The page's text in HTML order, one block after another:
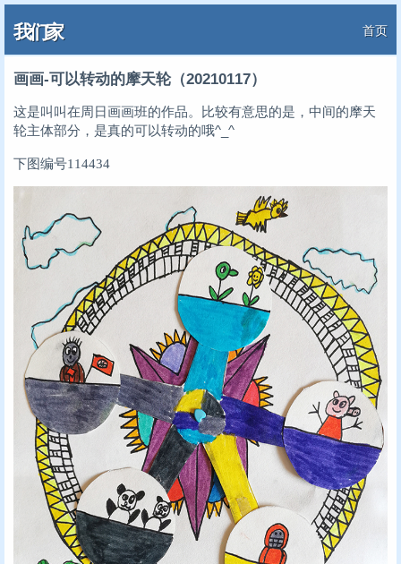
我们家 首页
画画-可以转动的摩天轮（20210117）
这是叫叫在周日画画班的作品。比较有意思的是，中间的摩天
轮主体部分，是真的可以转动的哦^_^
下图编号114434